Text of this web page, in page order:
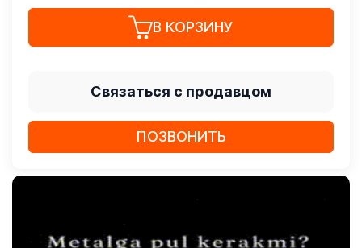
В КОРЗИНУ
Связаться с продавцом
ПОЗВОНИТЬ